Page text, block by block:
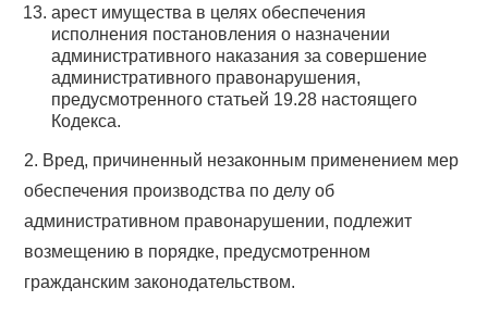
арест имущества в целях обеспечения
исполнения постановления о назначении
административного наказания за совершение
административного правонарушения,
предусмотренного статьей 19.28 настоящего
Кодекса.
2. Вред, причиненный незаконным применением мер
обеспечения производства по делу об
административном правонарушении, подлежит
возмещению в порядке, предусмотренном
гражданским законодательством.